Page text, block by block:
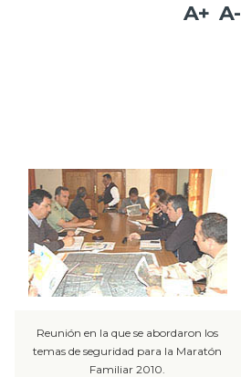
A+ A-
Reunión en la que se abordaron los
temas de seguridad para la Maratón
Familiar 2010.